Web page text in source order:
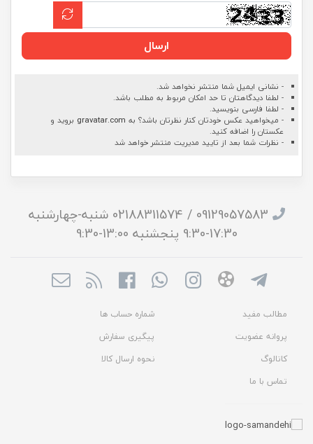
ارسال
- نشانی ایمیل شما منتشر نخواهد شد.
- لطفا دیدگاهتان تا حد امکان مربوط به مطلب باشد.
- لطفا فارسی بنویسید.
- میخواهید عکس خودتان کنار نظرتان باشد؟ به gravatar.com بروید و
عکستان را اضافه کنید.
- نظرات شما بعد از تایید مدیریت منتشر خواهد شد
09129057583 / 02188311574 شنبه-چهارشنبه
17:30-9:30 پنجشنبه 13:00-9:30
مطالب مفید
شماره حساب ها
پروانه عضویت
پیگیری سفارش
کاتالوگ
نحوه ارسال کالا
تماس با ما